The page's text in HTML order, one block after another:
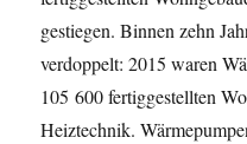
gestiegen. Binnen zehn
verdoppelt: 2015 waren
105 600 fertiggestellten
Heiztechnik.